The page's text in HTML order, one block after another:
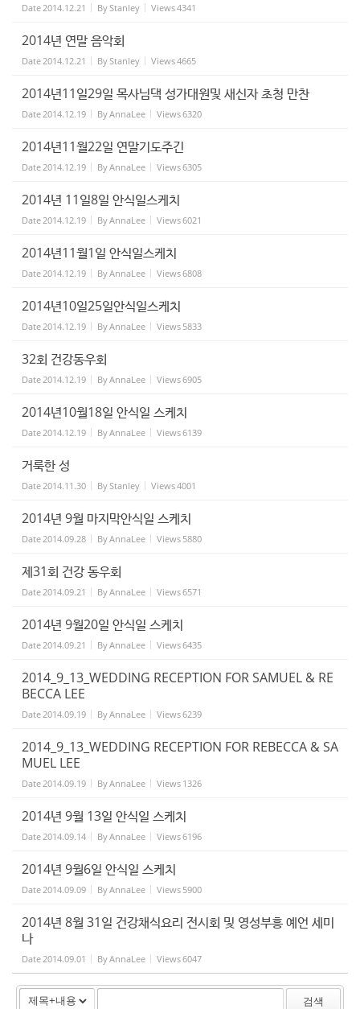
Date 2014.12.21 ByStanley Views4341
2014년 연말 음악회
Date 2014.12.21 ByStanley Views4665
2014년11일29일 목사님댁 성가대원및 새신자 초청 만찬
Date 2014.12.19 ByAnnaLee Views6320
2014년11월22일 연말기도주긴
Date 2014.12.19 ByAnnaLee Views6305
2014년 11일8일 안식일스케치
Date 2014.12.19 ByAnnaLee Views6021
2014년11월1일 안식일스케치
Date 2014.12.19 ByAnnaLee Views6808
2014년10일25일안식일스케치
Date 2014.12.19 ByAnnaLee Views 5833
32회 건강동우회
Date 2014.12.19 ByAnnaLee Views6905
2014년10월18일 안식일 스케치
Date 2014.12.19 ByAnnaLee Views6139
거룩한 성
Date 2014.11.30 ByStanley Views4001
2014년 9월 마지막안식일 스케치
Date 2014.09.28 ByAnnaLee Views 5880
제31회 건강 동우회
Date 2014.09.21 ByAnnaLee Views6571
2014년 9월20일 안식일 스케치
Date 2014.09.21 ByAnnaLee Views6435
2014_9_13_WEDDING RECEPTION FOR SAMUEL & RE
BECCA LEE
Date 2014.09.19 ByAnnaLee Views6239
2014_9_13_WEDDING RECEPTION FOR REBECCA & SA
MUEL LEE
Date 2014.09.19 ByAnnaLee Views 1326
2014년 9월 13일 안식일 스케치
Date 2014.09.14 ByAnnaLee Views6196
2014년 9월6일 안식일 스케치
Date 2014.09.09 ByAnnaLee Views 5900
2014년 8월 31일 건강채식요리 전시회 및 영성부흥 예언 세미
나
Date 2014.09.01 ByAnnaLee Views6047
검색